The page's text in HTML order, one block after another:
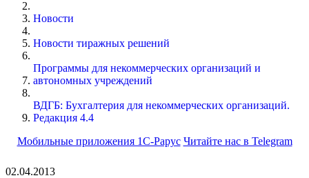
Новости
Новости тиражных решений
Программы для некоммерческих организаций и
автономных учреждений
ВДГБ: Бухгалтерия для некоммерческих организаций.
Редакция 4.4
Мобильные приложения 1С-Рарус Читайте нас в Telegram
02.04.2013